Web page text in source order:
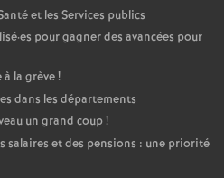
et les Services publics
·es pour gagner des avancées pour
à la grève!
dans les départements
un grand coup!
salaires et des pensions : une priorité